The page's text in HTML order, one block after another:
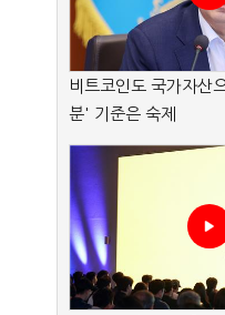
비트코인도 국가자산
분' 기준은 숙제